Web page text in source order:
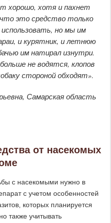
хорошо, хотя и пахнет
это средство только
использовать, но мы им
и курятник, и летнюю
им натирал изнутри.
не водятся, клопов
стороной обходят».
Самарская область
от насекомых
с насекомыми нужно в
с учетом особенностей
которых планируется
также учитывать